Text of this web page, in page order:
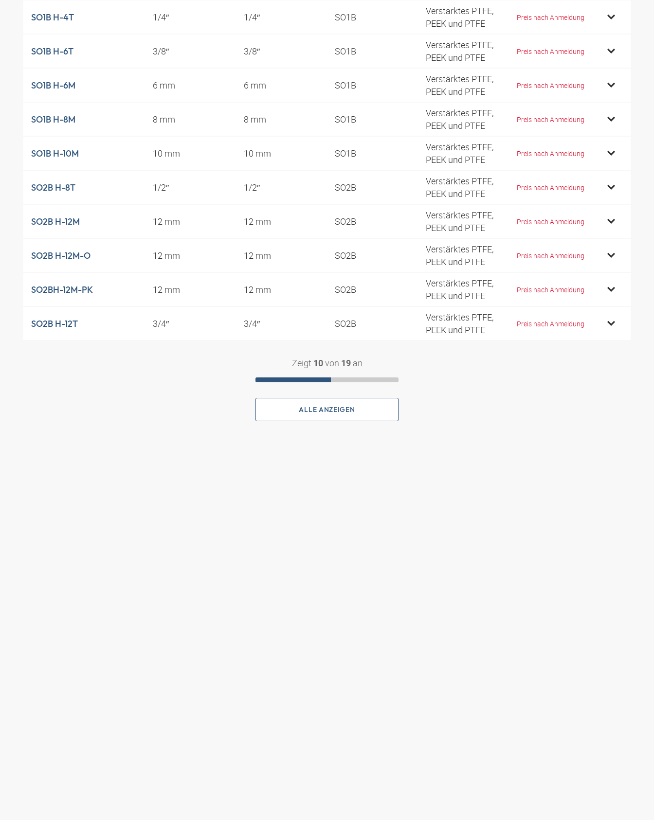
SO1B H-4T 1/4″ 1/4″ SO1B
Verstärktes PTFE,
PEEK und PTFE
Preis nach Anmeldung
SO1B H-6T 3/8″ 3/8″ SO1B
Verstärktes PTFE,
PEEK und PTFE
Preis nach Anmeldung
SO1B H-6M 6 mm 6 mm SO1B
Verstärktes PTFE,
PEEK und PTFE
Preis nach Anmeldung
SO1B H-8M 8 mm 8 mm SO1B
Verstärktes PTFE,
PEEK und PTFE
Preis nach Anmeldung
SO1B H-10M 10 mm 10 mm SO1B
Verstärktes PTFE,
PEEK und PTFE
Preis nach Anmeldung
SO2B H-8T 1/2″ 1/2″ SO2B
Verstärktes PTFE,
PEEK und PTFE
Preis nach Anmeldung
SO2B H-12M 12 mm 12 mm SO2B
Verstärktes PTFE,
PEEK und PTFE
Preis nach Anmeldung
SO2B H-12M-O 12 mm 12 mm SO2B
Verstärktes PTFE,
PEEK und PTFE
Preis nach Anmeldung
SO2BH-12M-PK 12 mm 12 mm SO2B
Verstärktes PTFE,
PEEK und PTFE
Preis nach Anmeldung
SO2B H-12T 3/4″ 3/4″ SO2B
Verstärktes PTFE,
PEEK und PTFE
Preis nach Anmeldung
Zeigt 10von 19an
ALLE ANZEIGEN